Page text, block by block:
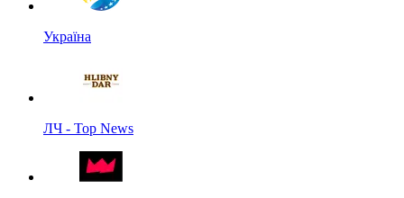
Україна
ЛЧ - Top News